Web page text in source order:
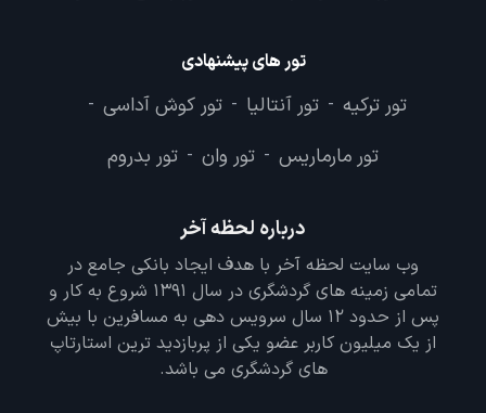
تور های پیشنهادی
تور ترکیه - تور آنتالیا - تور کوش آداسی -
تور مارماریس - تور وان - تور بدروم
درباره لحظه آخر
وب سایت لحظه آخر با هدف ایجاد بانکی جامع در
تمامی زمینه های گردشگری در سال 1391 شروع به کار و
پس از حدود 12 سال سرویس دهی به مسافرین با بیش
از یک میلیون کاربر عضو یکی از پربازدید ترین استارتاپ
های گردشگری می باشد.